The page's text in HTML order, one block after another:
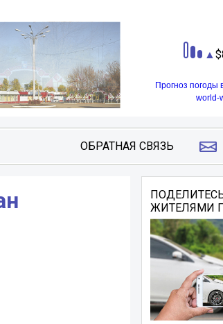
Прогноз погоды
world-
ОБРАТНАЯ СВЯЗЬ
ЖИТЕЛЯМИ